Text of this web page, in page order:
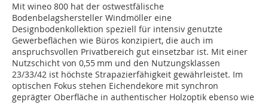
Mit wineo 800 hat der ostwestfälische
Bodenbelagshersteller Windmöller eine
Designbodenkollektion speziell für intensiv genutzte
Gewerbeflächen wie Büros konzipiert, die auch im
anspruchsvollen Privatbereich gut einsetzbar ist. Mit einer
Nutzschicht von 0,55 mm und den Nutzungsklassen
23/33/42 ist höchste Strapazierfähigkeit gewährleistet. Im
optischen Fokus stehen Eichendekore mit synchron
geprägter Oberfläche in authentischer Holzoptik ebenso wie